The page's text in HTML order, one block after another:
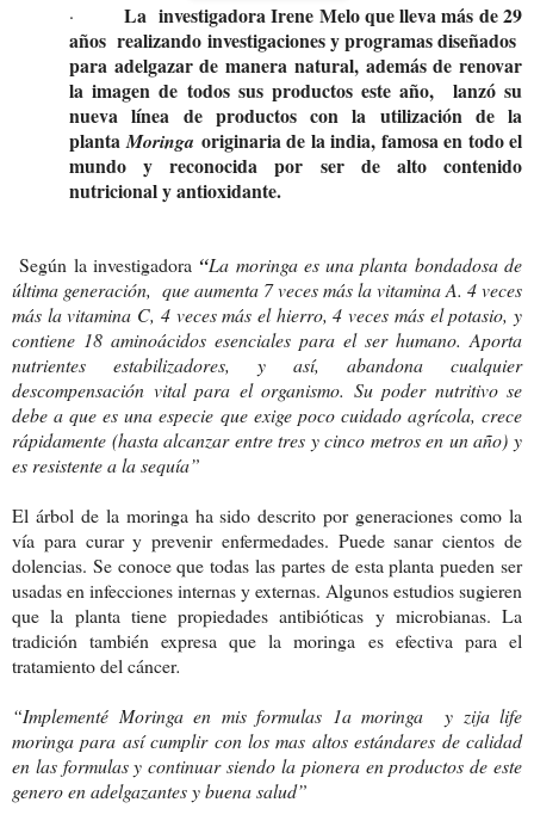
·La investigadora Irene Melo que lleva más de 29
años realizando investigaciones y programas diseñados
para adelgazar de manera natural, además de renovar
la imagen de todos sus productos este año, lanzó su
nueva línea de productos con la utilización de la
plantaMoringa originaria de la india, famosa en todo el
mundo y reconocida por ser de alto contenido
nutricional y antioxidante.
Según la investigadora “La moringa es una planta bondadosa de
última generación, que aumenta 7 veces más la vitamina A. 4 veces
más la vitamina C, 4 veces más el hierro, 4 veces más el potasio, y
contiene 18 aminoácidos esenciales para el ser humano. Aporta
nutrientes estabilizadores, y así, abandona cualquier
descompensación vital para el organismo. Su poder nutritivo se
debe a que es una especie que exige poco cuidado agrícola, crece
rápidamente (hasta alcanzar entre tres y cinco metros en un año) y
es resistente a la sequía”
El árbol de la moringa ha sido descrito por generaciones como la
vía para curar y prevenir enfermedades. Puede sanar cientos de
dolencias. Se conoce que todas las partes de esta planta pueden ser
usadas en infecciones internas y externas. Algunos estudios sugieren
que la planta tiene propiedades antibióticas y microbianas. La
tradición también expresa que lamoringa es efectiva para el
tratamiento del cáncer.
“Implementé Moringa en mis formulas 1a moringa y zija life
moringa para así cumplir con los mas altos estándares de calidad
en las formulas y continuar siendo la pionera en productos de este
genero en adelgazantes y buena salud”